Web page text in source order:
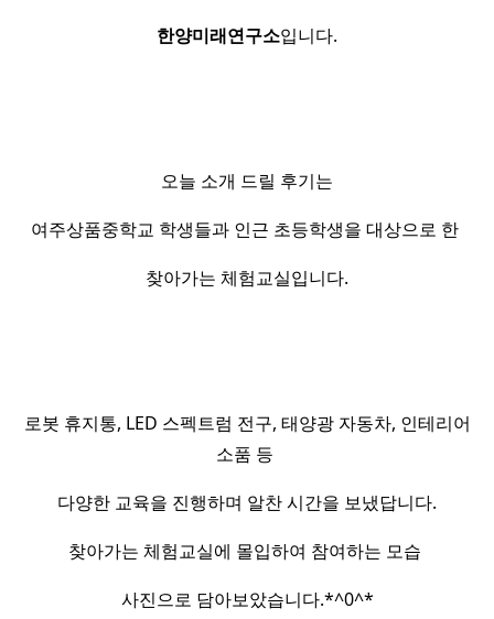
한양미래연구소입니다.
오늘 소개 드릴 후기는
여주상품중학교 학생들과 인근 초등학생을 대상으로 한
찾아가는 체험교실입니다.
로봇 휴지통, LED 스펙트럼 전구, 태양광 자동차, 인테리어
소품 등
다양한 교육을 진행하며 알찬 시간을 보냈답니다.
찾아가는 체험교실에 몰입하여 참여하는 모습
사진으로 담아보았습니다.​*^0^*​